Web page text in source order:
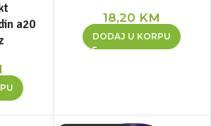
a20
18,20 KM
DODAJ U KORPU